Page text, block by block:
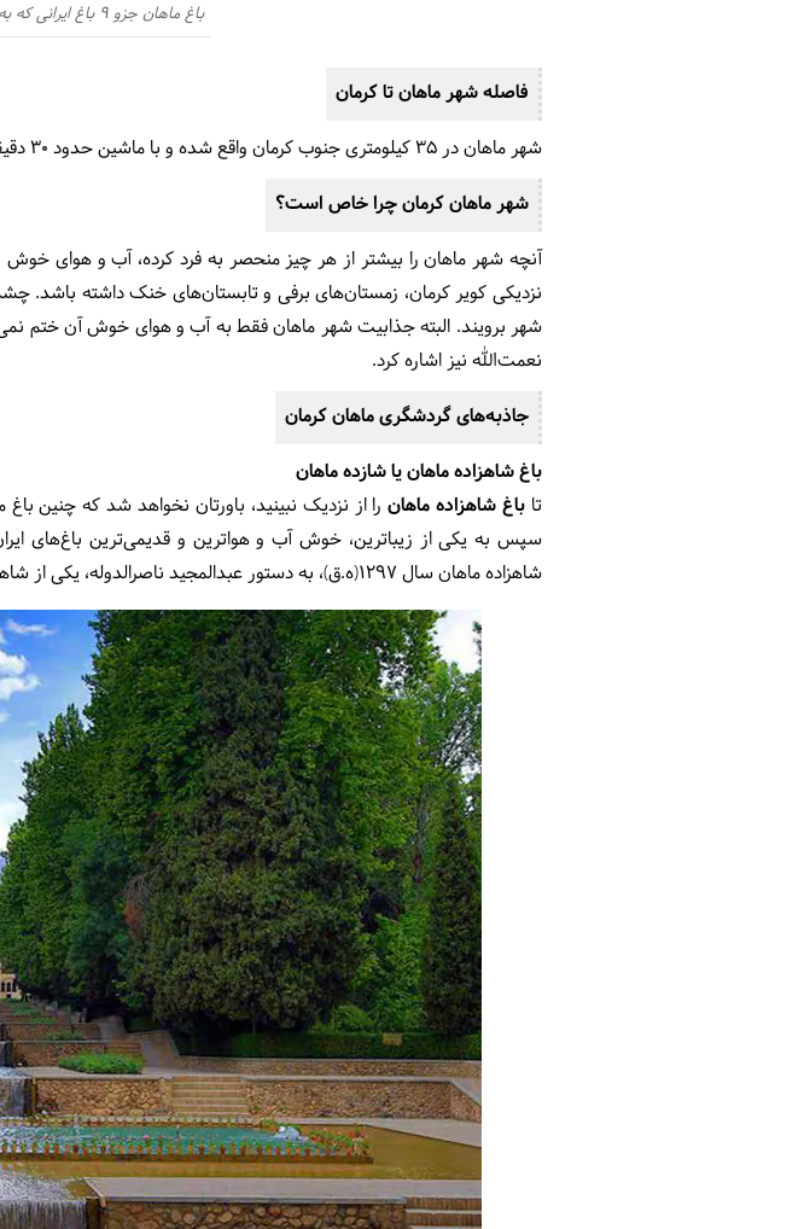
باغ ماهان جزو 9 باغ ایرانی که به ثبت جهانی رسیدند قرار گرفت.
فاصله شهر ماهان تا کرمان
شهر ماهان در 35 کیلومتری جنوب کرمان واقع شده و با ماشین حدود 30 دقیقه زمان لازم دارید تا به شهر ماهان برسید.
شهر ماهان کرمان چرا خاص است؟
آنچه شهر ماهان را بیشتر از هر چیز منحصر به فرد کرده، آب و هوای
نزدیکی کویر کرمان، زمستان‌های برفی و تابستان‌های خنک داشته باشد.
شهر برویند. البته جذابیت شهر ماهان فقط به آب و هوای خوش آن ختم
نعمت‌الله نیز اشاره کرد.
جاذبه‌های گردشگری ماهان کرمان
باغ شاهزاده ماهان یا شازده ماهان
تا باغ شاهزاده ماهانرا از نزدیک نبینید، باورتان نخواهد شد که
سپس به یکی از زیباترین، خوش آب و هواترین و قدیمی‌ترین باغ‌های
شاهزاده ماهان سال 1297(ه.ق)، به دستور عبدالمجید ناصرالدوله، یکی از شاهزادگان قاجار بنا و سال 1370 مجددا بازسازی شد.